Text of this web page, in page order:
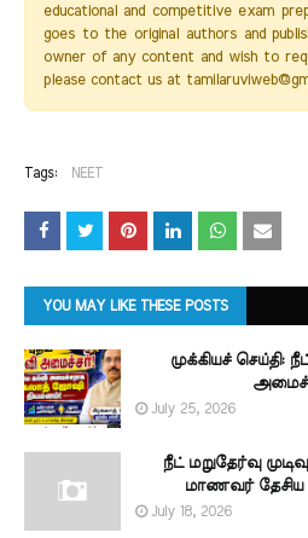
educational and competitive exam
goes to the original authors and
owner of any content and wish to
please contact us at
Tags: NEET
YOU MAY LIKE THESE POSTS
முக்கியச் செய்தி:
July 25, 2026
நீட் மறுதேர்வு
மாணவர் தேசிய
July 18, 2026